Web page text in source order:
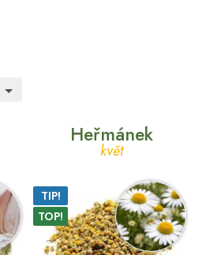
Toggle Dropdown
Heřmánek
květ
TIP!
TOP!